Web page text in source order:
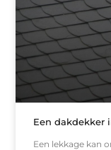
Een dakdekker
Een lekkage kan